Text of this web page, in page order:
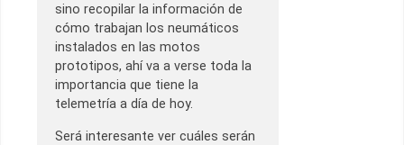
sino recopilar la información de
cómo trabajan los neumáticos
instalados en las motos
prototipos, ahí va a verse toda la
importancia que tiene la
telemetría a día de hoy.
Será interesante ver cuáles serán